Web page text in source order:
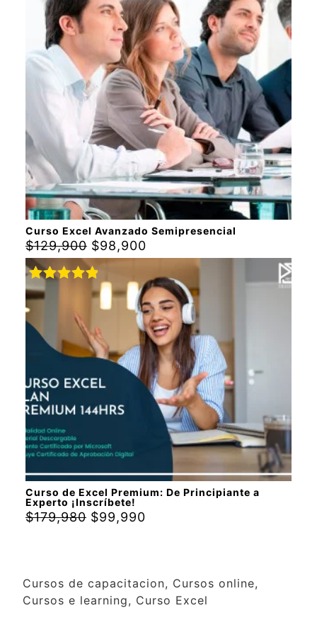
Curso Excel Avanzado Semipresencial
$129,900 $98,900
Curso de Excel Premium: De Principiante a
Experto ¡Inscríbete!
Rated
out of 5
$179,980 $99,990
Cursos de capacitacion, Cursos online,
Cursos e learning, Curso Excel